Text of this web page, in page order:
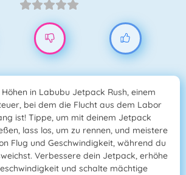
in Labubu Jetpack Rush, einem
bei dem die Flucht aus dem Labor
ist! Tippe, um mit deinem Jetpack
lass los, um zu rennen, und meistere
Flug und Geschwindigkeit, während du
Verbessere dein Jetpack, erhöhe
und schalte mächtige